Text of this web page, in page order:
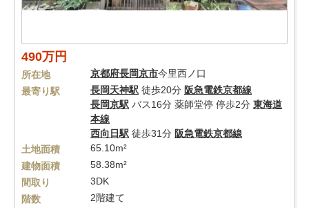
490万円
所在地 京都府長岡京市今里西ノ口
最寄り駅
長岡天神駅 徒歩20分 阪急電鉄京都線
長岡京駅 バス16分 薬師堂停 停歩2分 東海道
本線
西向日駅 徒歩31分 阪急電鉄京都線
土地面積
65.10m²
建物面積
58.38m²
間取り
3DK
階数
2階建て